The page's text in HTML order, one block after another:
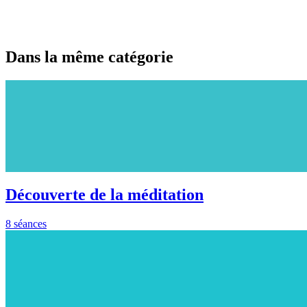
Dans la même catégorie
Découverte de la méditation
8 séances